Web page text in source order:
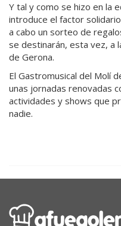
Y tal y como se hizo en la
introduce el factor
a cabo un sorteo de
se destinarán, esta vez, a
de Gerona.
El Gastromusical del Molí
unas jornadas renovadas
actividades y shows que
nadie.